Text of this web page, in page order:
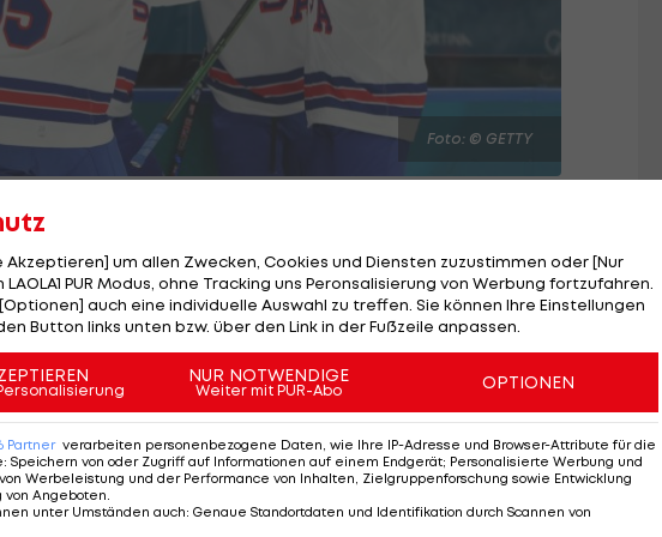
Foto: © GETTY
imEishockey-Turnier!
gegen Schweden ins Halbfinale.
Wings die US-Stars im Mittelabschnitt zur 1:0-
auf den zweiten Treffer, aber die Schweden
Akzeptieren] um allen Zwecken, Cookies und Diensten zuzustimmen oder [Nur
PUR Modus, ohne Tracking uns Peronsalisierung von Werbung fortzufahren.
auch eine individuelle Auswahl zu treffen. Sie können Ihre Einstellungen
Button links unten bzw. über den Link in der Fußzeile anpassen.
NUR NOTWENDIGE
Weiter mit PUR-Abo OPTIONEN
Partner verarbeiten personenbezogene Daten, wie Ihre IP-Adresse und Browser-Attribute für die
: Speichern von oder Zugriff auf Informationen auf einem Endgerät; Personalisierte Werbung und
Werbeleistung und der Performance von Inhalten, Zielgruppenforschung sowie Entwicklung
von Angeboten
unter Umständen auch: Genaue Standortdaten und Identifikation durch Scannen von